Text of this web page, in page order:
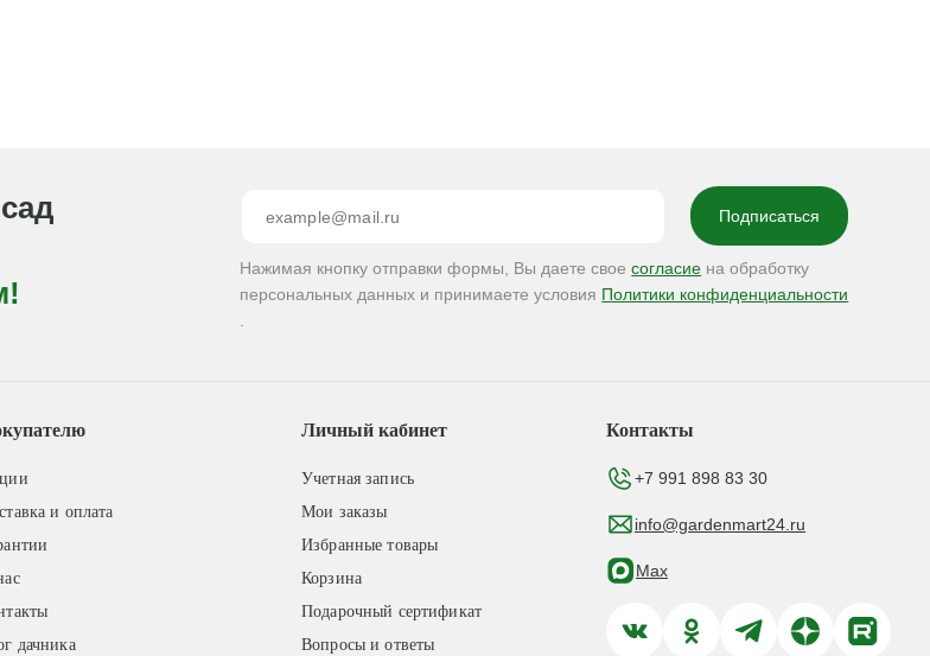
Нажимая кнопку отправки формы, Вы даете своесогласие на обработку
персональных данных и принимаете условия Политики конфиденциальности
и оплата
дачника
Личный кабинет
Учетная запись
Мои заказы
Избранные товары
Корзина
Подарочный сертификат
Вопросы и ответы
Контакты
+7 991 898 83 30
info@gardenmart24.ru
Max